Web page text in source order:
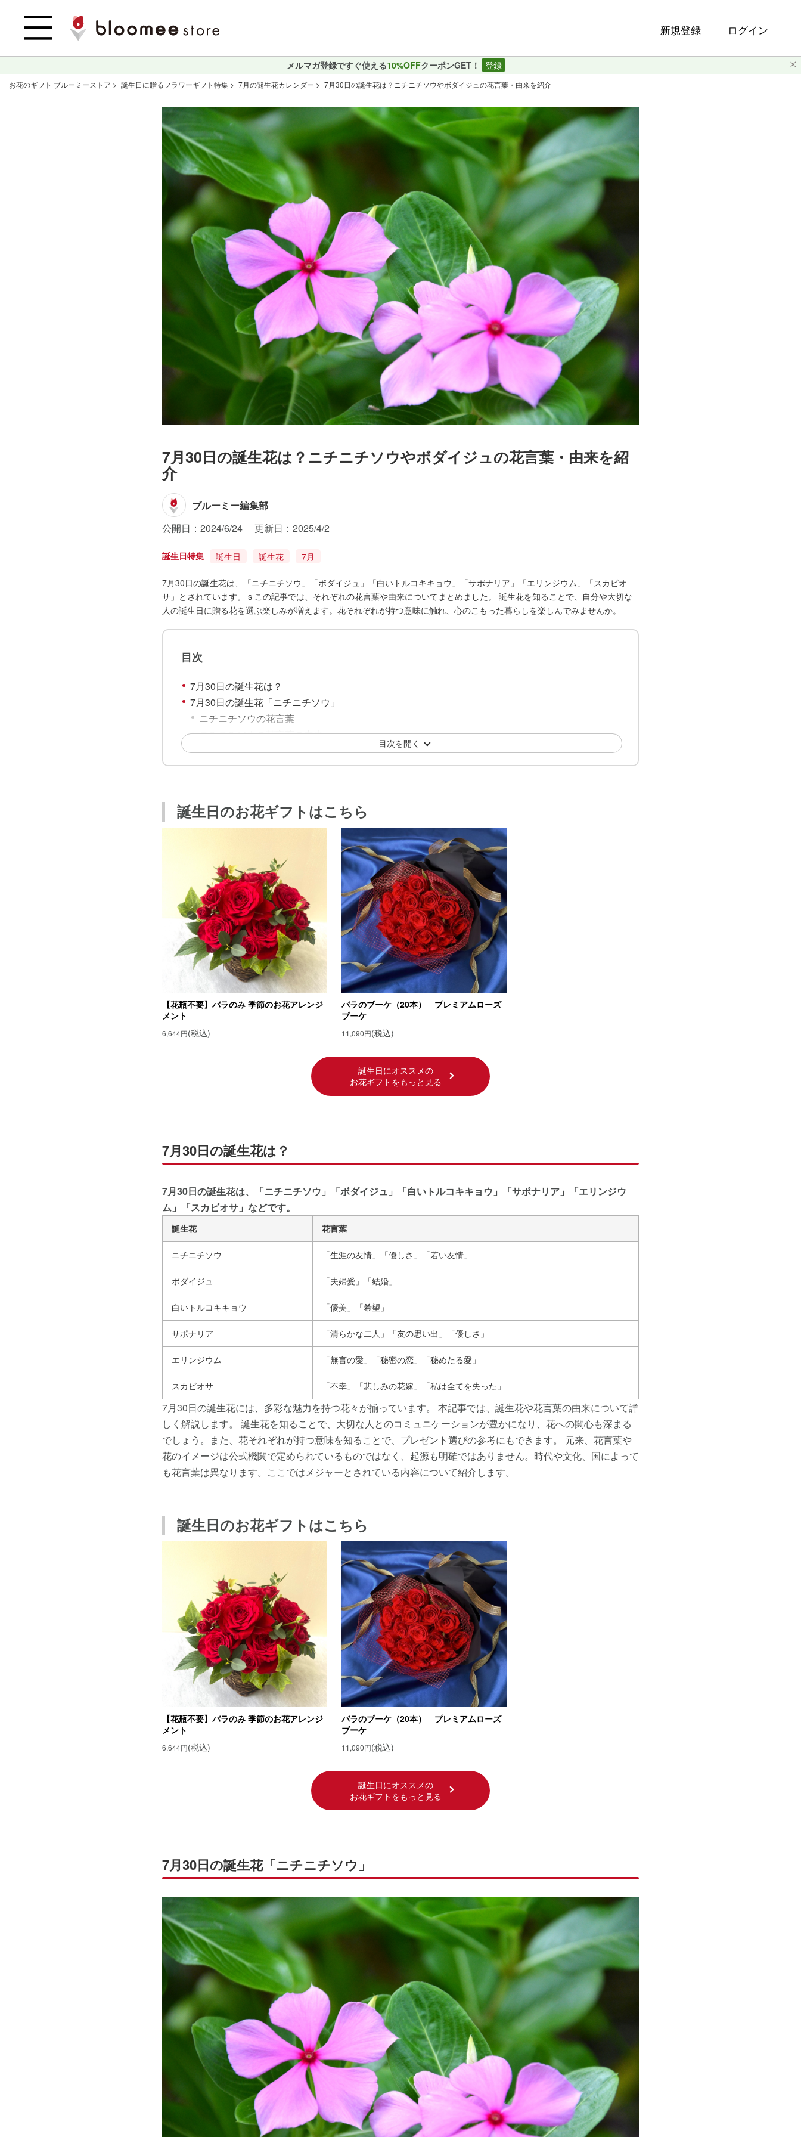
新規登録 ログイン
メルマガ登録ですぐ使える10%OFFクーポンGET！ 登録
お花のギフト ブルーミーストア 誕生日に贈るフラワーギフト特集 7月の誕生花カレンダー 7月30日の誕生花は？ニチニチソウやボダイジュの花言葉・由来を紹介
7月30日の誕生花は？ニチニチソウやボダイジュの花言葉・由来を紹
介
ブルーミー編集部
公開日：2024/6/24
更新日：2025/4/2
誕生日特集 誕生日 誕生花 7月
7月30日の誕生花は、「ニチニチソウ」「ボダイジュ」「白いトルコキキョウ」「サポナリア」「エリンジウム」「スカビオ
サ」とされています。 s この記事では、それぞれの花言葉や由来についてまとめました。 誕生花を知ることで、自分や大切な
人の誕生日に贈る花を選ぶ楽しみが増えます。花それぞれが持つ意味に触れ、心のこもった暮らしを楽しんでみませんか。
目次
目次を開く
7月30日の誕生花は？
7月30日の誕生花「ニチニチソウ」
ニチニチソウの花言葉
ニチニチソウの花言葉の由来
7月30日の誕生花「ボダイジュ」
ボダイジュの花言葉
白いトルコキキョウの花言葉
白いトルコキキョウの花言葉の由来
サポナリアの花言葉
サポナリアの花言葉の由来
7月30日の誕生花「エリンジウム」
エリンジウムの花言葉
エリンジウムの花言葉の由来
7月30日の誕生花「スカビオサ」
スカビオサの花言葉
スカビオサの花言葉の由来
月の誕生花の紹介 7月の誕生花 「ひまわり」
7月の誕生花一覧
誕生日のお花ギフトはこちら
【花瓶不要】バラのみ 季節のお花アレンジ
メント
6,644円(税込)
バラのブーケ（20本） プレミアムローズ
ブーケ
11,090円(税込)
誕生日にオススメの
お花ギフトをもっと見る
7月30日の誕生花は？
7月30日の誕生花は、「ニチニチソウ」「ボダイジュ」「白いトルコキキョウ」「サポナリア」「エリンジウ
ム」「スカビオサ」などです。
誕生花 花言葉
ニチニチソウ 「生涯の友情」「優しさ」「若い友情」
ボダイジュ 「夫婦愛」「結婚」
白いトルコキキョウ 「優美」「希望」
サポナリア 「清らかな二人」「友の思い出」「優しさ」
エリンジウム 「無言の愛」「秘密の恋」「秘めたる愛」
スカビオサ 「不幸」「悲しみの花嫁」「私は全てを失った」
7月30日の誕生花には、多彩な魅力を持つ花々が揃っています。 本記事では、誕生花や花言葉の由来について詳
しく解説します。 誕生花を知ることで、大切な人とのコミュニケーションが豊かになり、花への関心も深まる
でしょう。また、花それぞれが持つ意味を知ることで、プレゼント選びの参考にもできます。 元来、花言葉や
花のイメージは公式機関で定められているものではなく、起源も明確ではありません。時代や文化、国によって
も花言葉は異なります。ここではメジャーとされている内容について紹介します。
誕生日のお花ギフトはこちら
【花瓶不要】バラのみ 季節のお花アレンジ
メント
6,644円(税込)
バラのブーケ（20本） プレミアムローズ
ブーケ
11,090円(税込)
誕生日にオススメの
お花ギフトをもっと見る
7月30日の誕生花「ニチニチソウ」